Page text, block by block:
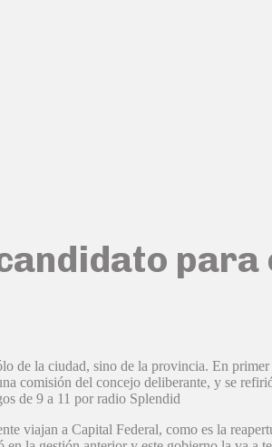
para
de la ciudad, sino de la provincia. En
comisión del concejo deliberante, y se
de 9 a 11 por radio Splendid
viajan a Capital Federal, como es la